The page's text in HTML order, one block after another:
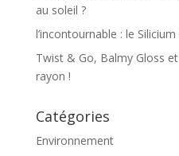
au soleil ?
l’incontournable : le
Twist & Go, Balmy Gloss
rayon !
Catégories
Environnement